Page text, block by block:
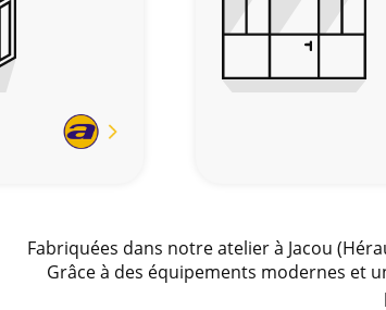
En
Fabriquées dans notre atelier à Jacou
Grâce à des équipements modernes et